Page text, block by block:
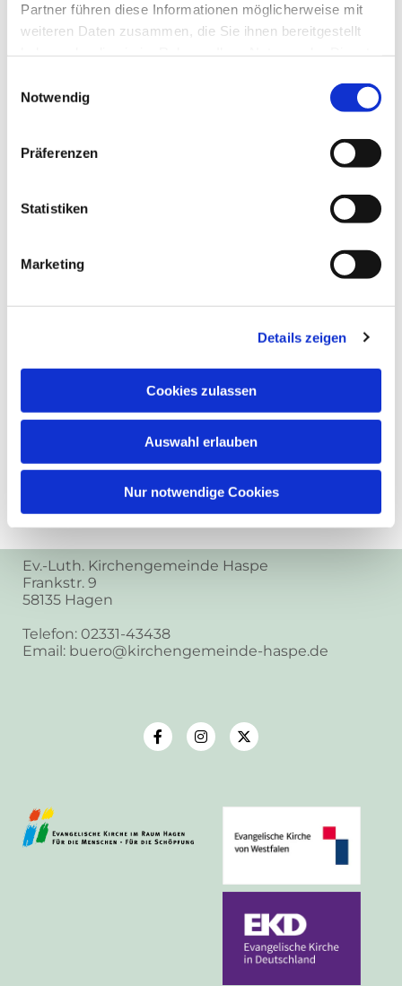
Partner führen diese Informationen möglicherweise mit
weiteren Daten zusammen, die Sie ihnen bereitgestellt
Notwendig
Präferenzen
Statistiken
Marketing
Details zeigen
Cookies zulassen
Auswahl erlauben
Nur notwendige Cookies
Dies könnte Sie auch
interessieren
Ev.-Luth. Kirchengemeinde Haspe
Frankstr. 9
58135 Hagen
Telefon: 02331-43438
Email: buero@kirchengemeinde-haspe.de